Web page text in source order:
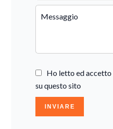
Ho letto ed accetto
su questo sito
INVIARE